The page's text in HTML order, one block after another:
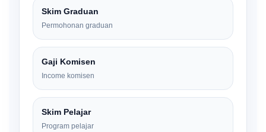
Skim Graduan
Permohonan graduan
Gaji Komisen
Income komisen
Skim Pelajar
Program pelajar